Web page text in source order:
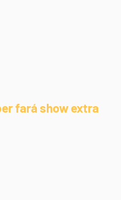
fará show extra